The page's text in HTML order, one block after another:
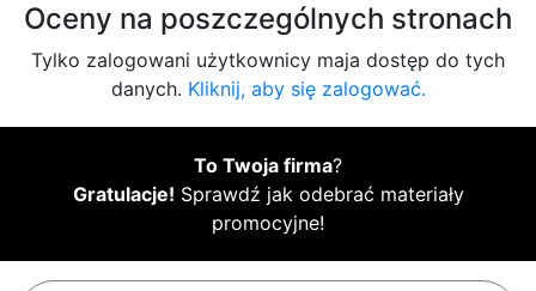
Oceny na poszczególnych stronach
Tylko zalogowani użytkownicy maja dostęp do tych
danych. Kliknij, aby się zalogować.
To Twoja firma?
Gratulacje! Sprawdź jak odebrać materiały
promocyjne!